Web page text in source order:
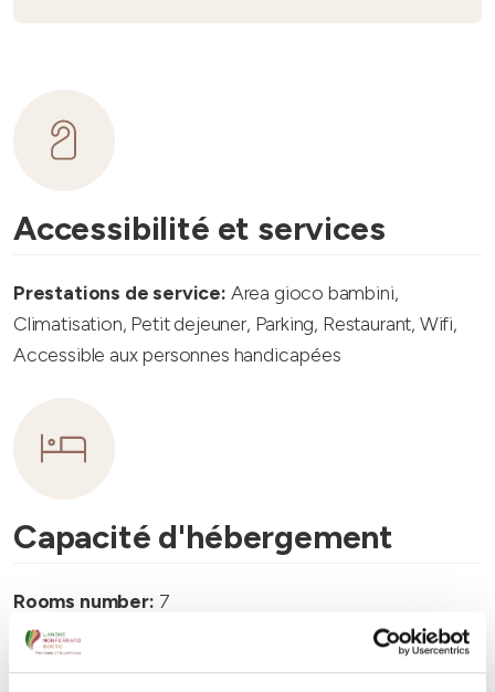
Accessibilité et services
Prestations de service: Area gioco bambini,
Climatisation, Petit dejeuner, Parking, Restaurant, Wifi,
Accessible aux personnes handicapées
Capacité d'hébergement
Rooms number: 7
Nombre de salles de bains:
Beds number:14